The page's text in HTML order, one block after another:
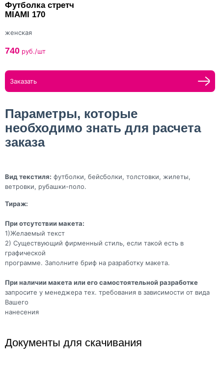
Футболка стретч
MIAMI 170
женская
740 руб./шт
Заказать
Параметры, которые
необходимо знать для расчета
заказа
Вид текстиля: футболки, бейсболки, толстовки, жилеты,
ветровки, рубашки-поло.
Тираж:
При отсутствии макета:
1)Желаемый текст
2) Существующий фирменный стиль, если такой есть в
графической
программе. Заполните бриф на разработку макета.
При наличии макета или его самостоятельной разработке
запросите у менеджера тех. требования в зависимости от вида
Вашего
нанесения
Документы для скачивания